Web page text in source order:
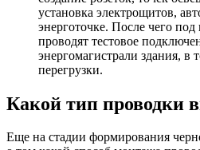
установка электрощитов,
энерготочке. После чего
проводят тестовое
энергомагистрали здания, в
перегрузки.
Какой тип проводки
Еще на стадии формирования